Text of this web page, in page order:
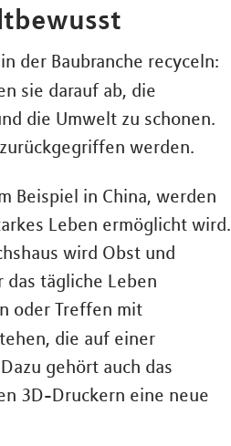
der Baubranche recyceln:
sie darauf ab, die
die Umwelt zu schonen.
werden.
Beispiel in China, werden
Leben ermöglicht wird.
wird Obst und
das tägliche Leben
oder Treffen mit
die auf einer
gehört auch das
3D-Druckern eine neue